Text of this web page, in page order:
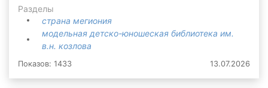
Разделы
страна мегиония
модельная детско-юношеская библиотека им.
в.н. козлова
Показов: 1433 13.07.2026